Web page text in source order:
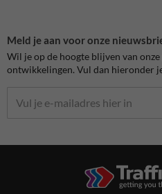
Meld je aan voor onze
Wil je op de hoogte blijven van
ontwikkelingen. Vul dan hieronder